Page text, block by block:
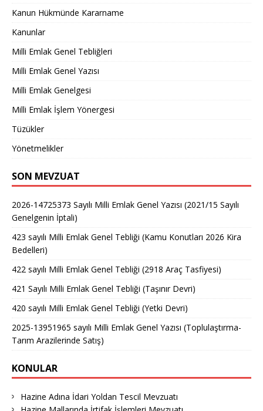
Kanun Hükmünde Kararname
Kanunlar
Milli Emlak Genel Tebliğleri
Milli Emlak Genel Yazısı
Milli Emlak Genelgesi
Milli Emlak İşlem Yönergesi
Tüzükler
Yönetmelikler
SON MEVZUAT
2026-14725373 Sayılı Milli Emlak Genel Yazısı (2021/15 Sayılı
Genelgenin İptali)
423 sayılı Milli Emlak Genel Tebliği (Kamu Konutları 2026 Kira
Bedelleri)
422 sayılı Milli Emlak Genel Tebliği (2918 Araç Tasfiyesi)
421 Sayılı Milli Emlak Genel Tebliği (Taşınır Devri)
420 sayılı Milli Emlak Genel Tebliği (Yetki Devri)
2025-13951965 sayılı Milli Emlak Genel Yazısı (Toplulaştırma-
Tarım Arazilerinde Satış)
KONULAR
Hazine Adına İdari Yoldan Tescil Mevzuatı